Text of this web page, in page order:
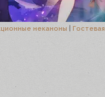
неканоны Гостевая